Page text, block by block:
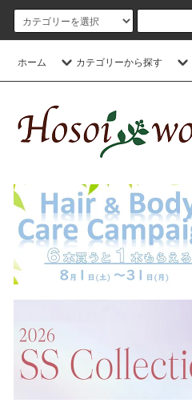
ホーム カテゴリーから探す